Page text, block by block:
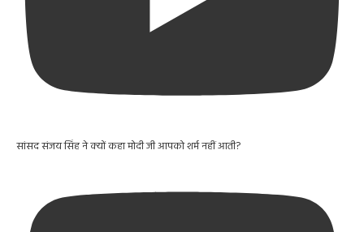
सांसद संजय सिंह ने क्यों कहा मोदी जी आपको शर्म नहीं आती?